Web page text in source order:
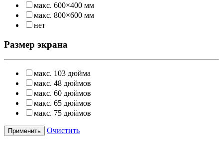
макс. 600×400 мм
макс. 800×600 мм
нет
Размер экрана
макс. 103 дюйма
макс. 48 дюймов
макс. 60 дюймов
макс. 65 дюймов
макс. 75 дюймов
Очистить